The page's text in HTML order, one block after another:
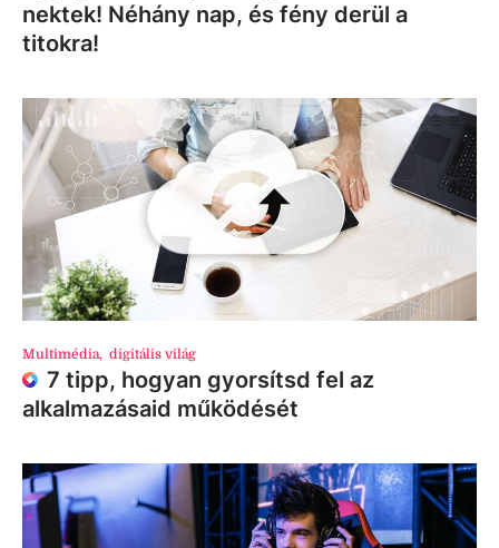
nektek! Néhány nap, és fény derül a
titokra!
Multimédia, digitális világ
7 tipp, hogyan gyorsítsd fel az
alkalmazásaid működését